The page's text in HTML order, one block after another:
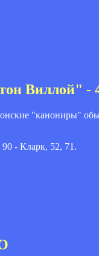
Виллой" -
"канониры"
- Кларк, 52, 71.